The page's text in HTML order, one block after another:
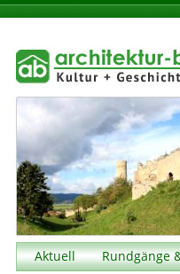
Aktuell Rundgänge